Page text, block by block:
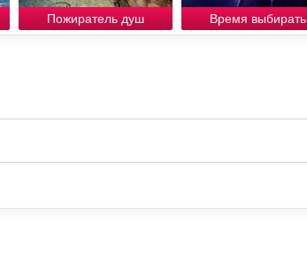
Пожиратель душ Время выбирать